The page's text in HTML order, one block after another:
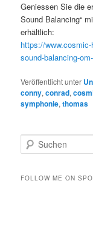
Geniessen Sie die
Sound Balancing“
erhältlich:
https://
sound-balancing-
Veröffentlicht unter
conny,conrad,
symphonie,thomas
u
h
FOLLOW ME ON